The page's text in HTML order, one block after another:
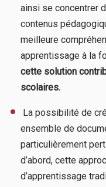
ainsi se concentrer
contenus
meilleure
apprentissage à la
cette solution
scolaires.
La possibilité de
ensemble de
particulièrement
d’abord, cette
d’apprentissage